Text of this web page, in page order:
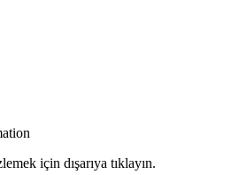
için dışarıya tıklayın.